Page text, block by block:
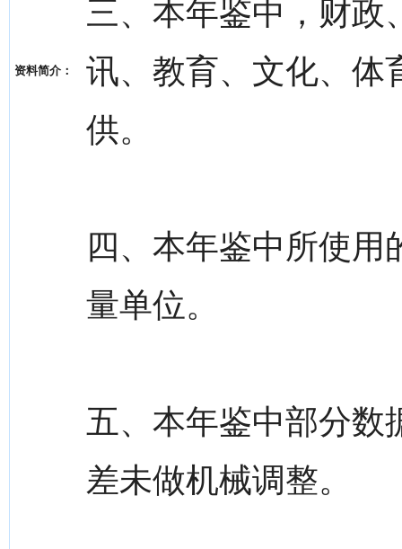
资料简介：
三、本年鉴中，财政
讯、教育、文化、体
供。
四、本年鉴中所使
量单位。
五、本年鉴中部分数
差未做机械调整。